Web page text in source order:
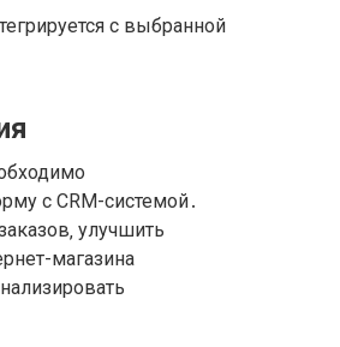
с выбранной
с CRM-системой․
улучшить
магазина